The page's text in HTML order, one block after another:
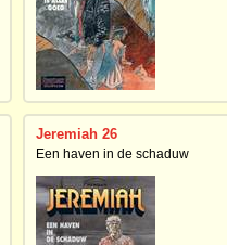
Jeremiah 26
Een haven in de schaduw